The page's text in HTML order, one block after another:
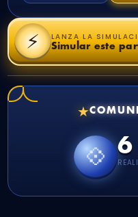
⚡ LANZA LA
Simular este
★
💠